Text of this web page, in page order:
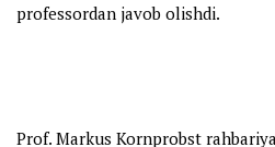
professordan javob olishdi.
Prof. Markus Kornprobst